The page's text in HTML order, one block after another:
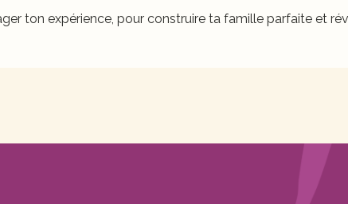
ton expérience, pour construire ta famille parfaite et